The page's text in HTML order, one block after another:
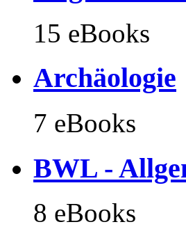
15 eBooks
Archäologie
7 eBooks
BWL -
8 eBooks